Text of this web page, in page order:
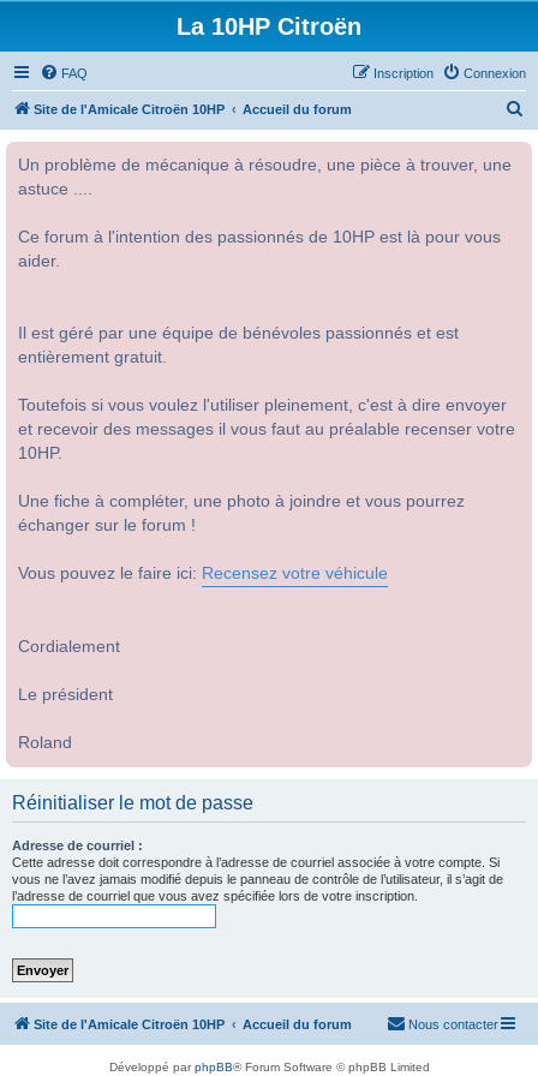
La 10HP Citroën
FAQ Connexion
Inscription
Site de l'Amicale Citroën 10HP Accueil du forum
Un problème de mécanique à résoudre, une pièce à trouver, une
astuce ....
Ce forum à l'intention des passionnés de 10HP est là pour vous
aider.
Il est géré par une équipe de bénévoles passionnés et est
entièrement gratuit.
Toutefois si vous voulez l'utiliser pleinement, c'est à dire envoyer
et recevoir des messages il vous faut au préalable recenser votre
10HP.
Une fiche à compléter, une photo à joindre et vous pourrez
échanger sur le forum !
Vous pouvez le faire ici: Recensez votre véhicule
Cordialement
Le président
Roland
Réinitialiser le mot de passe
Adresse de courriel :
Cette adresse doit correspondre à l’adresse de courriel associée à votre compte. Si
vous ne l’avez jamais modifié depuis le panneau de contrôle de l’utilisateur, il s’agit de
l’adresse de courriel que vous avez spécifiée lors de votre inscription.
Site de l'Amicale Citroën 10HP Accueil du forum Nous contacter
Développé parphpBB® Forum Software © phpBB Limited